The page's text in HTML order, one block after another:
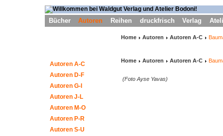
Bücher Autoren Reihen druckfrisch Verlag
Autoren A-C
Autoren D-F
Autoren G-I
Autoren J-L
Autoren M-O
Autoren P-R
Autoren S-U
Home Autoren Autoren A-C
Home Autoren Autoren A-C
(Foto Ayse Yavas)